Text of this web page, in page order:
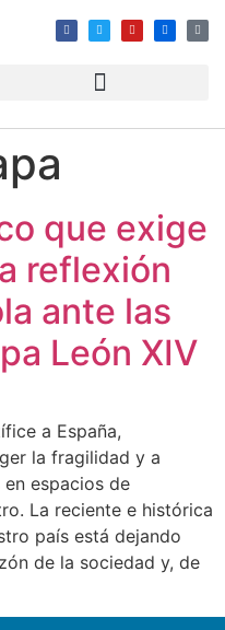
que exige
reflexión
ante las
León XIV
a España,
la fragilidad y a
espacios de
La reciente e histórica
país está dejando
de la sociedad y, de